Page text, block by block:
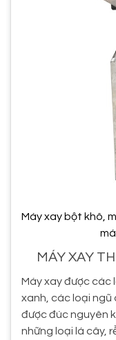
Máy xay bột khô,
MÁY XAY
Máy xay được các
xanh, các loại
được đúc nguyên
những loại lá cây,